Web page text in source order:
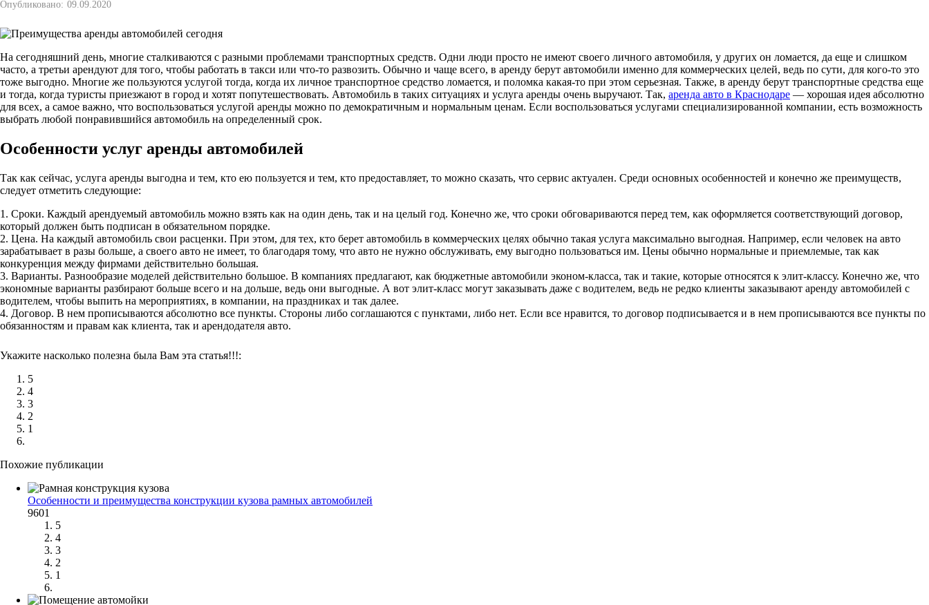
Опубликовано: 09.09.2020
На сегодняшний день, многие сталкиваются с разными проблемами транспортных средств. Одни люди просто не имеют своего личного автомобиля, у других он ломается, да еще и слишком
часто, а третьи арендуют для того, чтобы работать в такси или что-то развозить. Обычно и чаще всего, в аренду берут автомобили именно для коммерческих целей, ведь по сути, для кого-то это
тоже выгодно. Многие же пользуются услугой тогда, когда их личное транспортное средство ломается, и поломка какая-то при этом серьезная. Также, в аренду берут транспортные средства еще
и тогда, когда туристы приезжают в город и хотят попутешествовать. Автомобиль в таких ситуациях и услуга аренды очень выручают. Так, аренда авто в Краснодаре — хорошая идея абсолютно
для всех, а самое важно, что воспользоваться услугой аренды можно по демократичным и нормальным ценам. Если воспользоваться услугами специализированной компании, есть возможность
выбрать любой понравившийся автомобиль на определенный срок.
Особенности услуг аренды автомобилей
Так как сейчас, услуга аренды выгодна и тем, кто ею пользуется и тем, кто предоставляет, то можно сказать, что сервис актуален. Среди основных особенностей и конечно же преимуществ,
следует отметить следующие:
1. Сроки. Каждый арендуемый автомобиль можно взять как на один день, так и на целый год. Конечно же, что сроки обговариваются перед тем, как оформляется соответствующий договор,
который должен быть подписан в обязательном порядке.
2. Цена. На каждый автомобиль свои расценки. При этом, для тех, кто берет автомобиль в коммерческих целях обычно такая услуга максимально выгодная. Например, если человек на авто
зарабатывает в разы больше, а своего авто не имеет, то благодаря тому, что авто не нужно обслуживать, ему выгодно пользоваться им. Цены обычно нормальные и приемлемые, так как
конкуренция между фирмами действительно большая.
3. Варианты. Разнообразие моделей действительно большое. В компаниях предлагают, как бюджетные автомобили эконом-класса, так и такие, которые относятся к элит-классу. Конечно же, что
экономные варианты разбирают больше всего и на дольше, ведь они выгодные. А вот элит-класс могут заказывать даже с водителем, ведь не редко клиенты заказывают аренду автомобилей с
водителем, чтобы выпить на мероприятиях, в компании, на праздниках и так далее.
4. Договор. В нем прописываются абсолютно все пункты. Стороны либо соглашаются с пунктами, либо нет. Если все нравится, то договор подписывается и в нем прописываются все пункты по
обязанностям и правам как клиента, так и арендодателя авто.
Укажите насколько полезна была Вам эта статья!!!:
5
4
3
2
1
Похожие публикации
Особенности и преимущества конструкции кузова рамных автомобилей
9601
5
4
3
2
1